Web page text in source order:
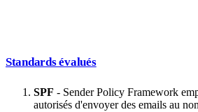
Standards évalués
SPF - Sender Policy Framework
autorisés d'envoyer des emails au